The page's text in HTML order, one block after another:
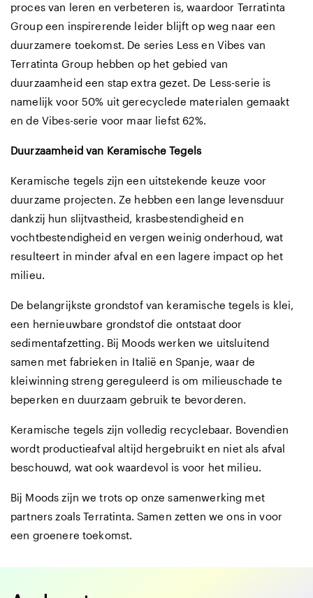
proces van leren en verbeteren is, waardoor Terratinta
Group een inspirerende leider blijft op weg naar een
duurzamere toekomst. De series Less en Vibes van
Terratinta Group hebben op het gebied van
duurzaamheid een stap extra gezet. De Less-serie is
namelijk voor 50% uit gerecyclede materialen gemaakt
en de Vibes-serie voor maar liefst 62%.
Duurzaamheid van Keramische Tegels
Keramische tegels zijn een uitstekende keuze voor
duurzame projecten. Ze hebben een lange levensduur
dankzij hun slijtvastheid, krasbestendigheid en
vochtbestendigheid en vergen weinig onderhoud, wat
resulteert in minder afval en een lagere impact op het
milieu.
De belangrijkste grondstof van keramische tegels is klei,
een hernieuwbare grondstof die ontstaat door
sedimentafzetting. Bij Moods werken we uitsluitend
samen met fabrieken in Italië en Spanje, waar de
kleiwinning streng gereguleerd is om milieuschade te
beperken en duurzaam gebruik te bevorderen.
Keramische tegels zijn volledig recyclebaar. Bovendien
wordt productieafval altijd hergebruikt en niet als afval
beschouwd, wat ook waardevol is voor het milieu.
Bij Moods zijn we trots op onze samenwerking met
partners zoals Terratinta. Samen zetten we ons in voor
een groenere toekomst.